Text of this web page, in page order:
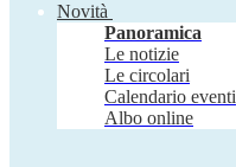
Novità
Panoramica
Le notizie
Le circolari
Calendario eventi
Albo online